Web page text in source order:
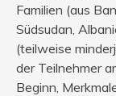
Familien (aus
Südsudan,
(teilweise
der Teilnehmer
Beginn,